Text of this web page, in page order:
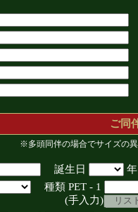
ご同
※多頭同伴の場合でサイズの
誕生日
種類 PET - 1
力)